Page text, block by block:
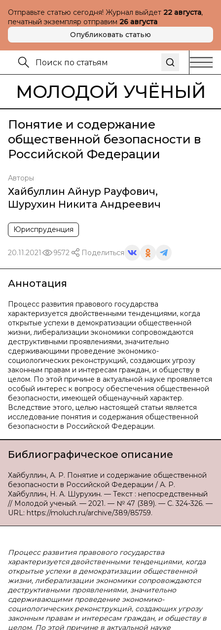
Отправьте статью сегодня! Журнал выйдет 22 августа,
печатный экземпляр отправим 26 августа
Опубликовать статью
МОЛОДОЙ УЧЁНЫЙ
Понятие и содержание
общественной безопасности в
Российской Федерации
Авторы
Хайбуллин Айнур Рауфович,
Шурухин Никита Андреевич
Юриспруденция
20.11.2021 9572 Поделиться
Аннотация
Процесс развития правового государства
характеризуется двойственными тенденциями, когда
открытые успехи в демократизации общественной
жизни, либерализации экономики сопровождаются
деструктивными проявлениями, значительно
сдерживающими проведение экономико-
социологических реконструкций, создающих угрозу
законным правам и интересам граждан, и обществу в
целом. По этой причине в актуальной науке проявляется
особый интерес к вопросу обеспечения общественной
безопасности, имеющей общенаучный характер.
Вследствие этого, целью настоящей статьи является
исследование понятия и содержания общественной
безопасности в Российской Федерации.
Библиографическое описание
Хайбуллин, А. Р. Понятие и содержание общественной
безопасности в Российской Федерации / А. Р.
Хайбуллин, Н. А. Шурухин. — Текст : непосредственный
// Молодой ученый. — 2021. — № 47 (389). — С. 324-326. —
URL: https://moluch.ru/archive/389/85759.
Процесс развития правового государства
характеризуется двойственными тенденциями, когда
открытые успехи в демократизации общественной
жизни, либерализации экономики сопровождаются
деструктивными проявлениями, значительно
сдерживающими проведение экономико-
социологических реконструкций, создающих угрозу
законным правам и интересам граждан, и обществу в
целом. По этой причине в актуальной науке